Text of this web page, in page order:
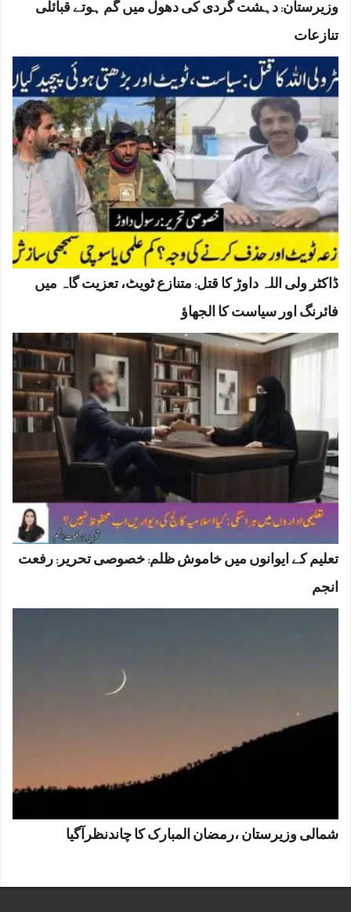
وزیرستان: دہشت گردی کی دھول میں گم ہوتے قبائلی
تنازعات
ڈاکٹر ولی اللہ داوڑ کا قتل: متنازع ٹویٹ، تعزیت گاہ میں
فائرنگ اور سیاست کا الجھاؤ
تعلیم کے ایوانوں میں خاموش ظلم: خصوصی تحریر: رفعت
انجم
شمالی وزیرستان ،رمضان المبارک کا چاندنظرآگیا